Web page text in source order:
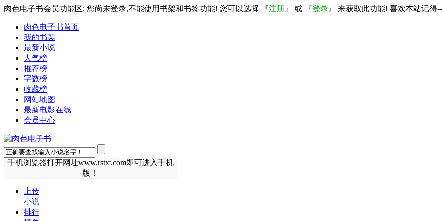
肉色电子书会员功能区: 您尚未登录,不能使用书架和书签功能! 您可以选择 『注册 』 或 『登录 』 来获取此功能! 喜欢本站记得
肉色电子书首页
我的书架
最新小说
人气榜
推荐榜
字数榜
收藏榜
网站地图
最新电影在线
会员中心
手机浏览器打开网址www.rstxt.com即可进入手机
版！
上传
小说
排行